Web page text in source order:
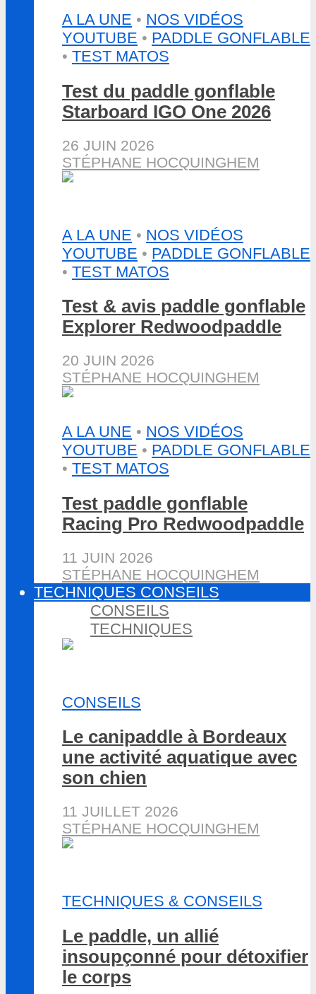
A LA UNE • NOS VIDÉOS
YOUTUBE • PADDLE GONFLABLE
• TEST MATOS
Test du paddle gonflable
Starboard IGO One 2026
26 JUIN 2026
STÉPHANE HOCQUINGHEM
A LA UNE • NOS VIDÉOS
YOUTUBE • PADDLE GONFLABLE
• TEST MATOS
Test & avis paddle gonflable
Explorer Redwoodpaddle
20 JUIN 2026
STÉPHANE HOCQUINGHEM
A LA UNE • NOS VIDÉOS
YOUTUBE • PADDLE GONFLABLE
• TEST MATOS
Test paddle gonflable
Racing Pro Redwoodpaddle
11 JUIN 2026
STÉPHANE HOCQUINGHEM
TECHNIQUES CONSEILS
CONSEILS
TECHNIQUES
CONSEILS
Le canipaddle à Bordeaux
une activité aquatique avec
son chien
11 JUILLET 2026
STÉPHANE HOCQUINGHEM
TECHNIQUES & CONSEILS
Le paddle, un allié
insoupçonné pour détoxifier
le corps